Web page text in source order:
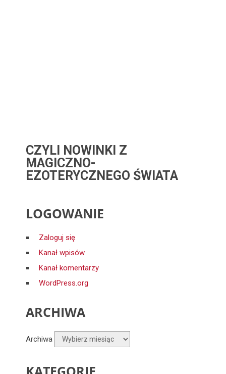
CZYLI NOWINKI Z
MAGICZNO-
EZOTERYCZNEGO ŚWIATA
LOGOWANIE
Zaloguj się
Kanał wpisów
Kanał komentarzy
WordPress.org
ARCHIWA
Archiwa